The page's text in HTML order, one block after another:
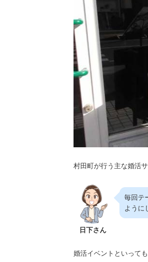
村田町が行う主な婚活
日下さん
毎回テ
ように
婚活イベントといって